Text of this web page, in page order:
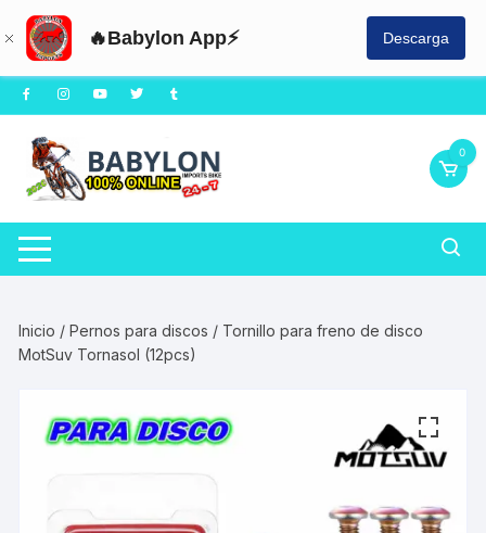
🔥Babylon App⚡ Descarga
Saltar
al
contenido
0
Inicio /Pernos para discos / Tornillo para freno de disco
MotSuv Tornasol (12pcs)